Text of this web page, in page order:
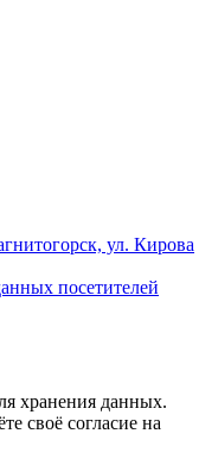
ул. Кирова
посетителей
хранения данных.
своё согласие на